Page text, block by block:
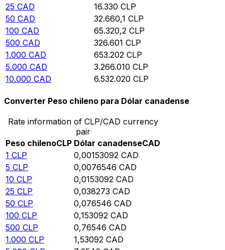
25 CAD 16.330 CLP
50 CAD 32.660,1 CLP
100 CAD 65.320,2 CLP
500 CAD 326.601 CLP
1.000 CAD 653.202 CLP
5.000 CAD 3.266.010 CLP
10.000 CAD 6.532.020 CLP
Converter Peso chileno para Dólar canadense
Rate information of CLP/CAD currency
pair
Peso chilenoCLP Dólar canadenseCAD
1 CLP 0,00153092 CAD
5 CLP 0,0076546 CAD
10 CLP 0,0153092 CAD
25 CLP 0,038273 CAD
50 CLP 0,076546 CAD
100 CLP 0,153092 CAD
500 CLP 0,76546 CAD
1.000 CLP 1,53092 CAD